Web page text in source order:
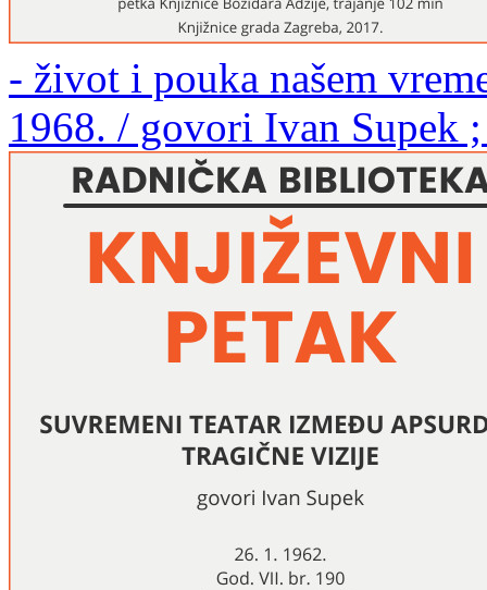
- život i pouka našem
1968. / govori Ivan Supek